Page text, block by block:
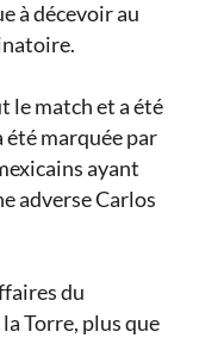
à décevoir au
le match et a été
marquée par
ayant
adverse Carlos
du
Torre, plus que